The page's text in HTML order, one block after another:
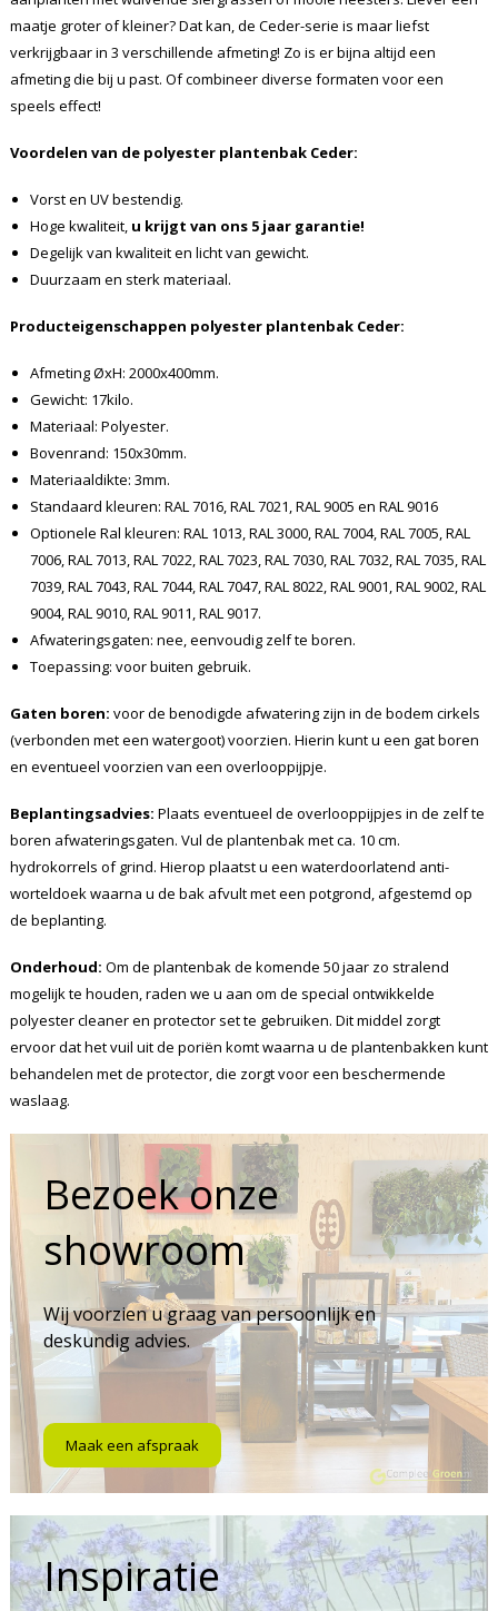
maatje groter of kleiner? Dat kan, de Ceder-serie is maar liefst
verkrijgbaar in 3 verschillende afmeting! Zo is er bijna altijd een
afmeting die bij u past. Of combineer diverse formaten voor een
speels effect!
Voordelen van de polyester plantenbak Ceder:
Vorst en UV bestendig.
Hoge kwaliteit, u krijgt van ons 5 jaar garantie!
Degelijk van kwaliteit en licht van gewicht.
Duurzaam en sterk materiaal.
Producteigenschappen polyester plantenbak Ceder:
Afmeting ØxH: 2000x400mm.
Gewicht: 17kilo.
Materiaal: Polyester.
Bovenrand: 150x30mm.
Materiaaldikte: 3mm.
Standaard kleuren: RAL 7016, RAL 7021, RAL 9005 en RAL 9016
Optionele Ral kleuren: RAL 1013, RAL 3000, RAL 7004, RAL 7005, RAL
7006, RAL 7013, RAL 7022, RAL 7023, RAL 7030, RAL 7032, RAL 7035, RAL
7039, RAL 7043, RAL 7044, RAL 7047, RAL 8022, RAL 9001, RAL 9002, RAL
9004, RAL 9010, RAL 9011, RAL 9017.
Afwateringsgaten: nee, eenvoudig zelf te boren.
Toepassing: voor buiten gebruik.
Gaten boren: voor de benodigde afwatering zijn in de bodem cirkels
(verbonden met een watergoot) voorzien. Hierin kunt u een gat boren
en eventueel voorzien van een overlooppijpje.
Beplantingsadvies: Plaats eventueel de overlooppijpjes in de zelf te
boren afwateringsgaten. Vul de plantenbak met ca. 10 cm.
hydrokorrels of grind. Hierop plaatst u een waterdoorlatend anti-
worteldoek waarna u de bak afvult met een potgrond, afgestemd op
de beplanting.
Onderhoud: Om de plantenbak de komende 50 jaar zo stralend
mogelijk te houden, raden we u aan om de special ontwikkelde
polyester cleaner en protector set te gebruiken. Dit middel zorgt
ervoor dat het vuil uit de poriën komt waarna u de plantenbakken kunt
behandelen met de protector, die zorgt voor een beschermende
waslaag.
Bezoek onze
showroom
Wij voorzien u graag van persoonlijk en
deskundig advies.
Maak een afspraak
Inspiratie